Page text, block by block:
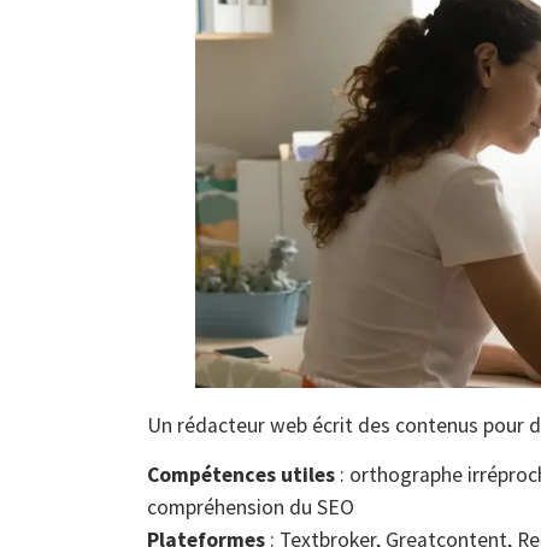
Un rédacteur web écrit des contenus pour
Compétences utiles : orthographe
compréhension du SEO
Plateformes : Textbroker, Greatcontent,